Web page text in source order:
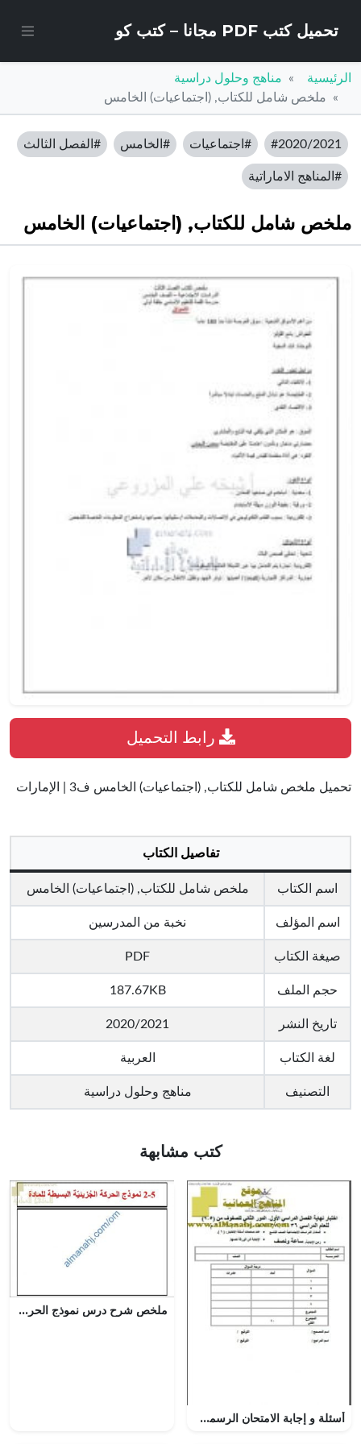
تحميل كتب PDF مجانا – كتب كو
الرئيسية
مناهج وحلول دراسية
ملخص شامل للكتاب, (اجتماعيات) الخامس
#2020/2021 #اجتماعيات #الخامس #الفصل الثالث
#المناهج الاماراتية
ملخص شامل للكتاب, (اجتماعيات) الخامس
تحميل ملخص شامل للكتاب, (اجتماعيات) الخامس ف3 | الإمارات
تفاصيل الكتاب
اسم الكتاب ملخص شامل للكتاب, (اجتماعيات) الخامس
اسم المؤلف نخبة من المدرسين
صيغة الكتاب PDF
حجم الملف 187.67KB
تاريخ النشر 2020/2021
لغة الكتاب العربية
التصنيف مناهج وحلول دراسية
كتب مشابهة
أسئلة و إجابة الامتحان الرسمي الدور الثاني (اجتماعيات) التاسع
ملخص شرح درس نموذج الحركة الجزيئية البسيطة للمادة مع أمثلة امتحانية (فيزياء) التاسع